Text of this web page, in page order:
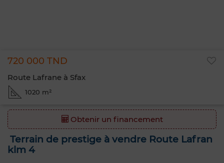
720 000 TND
Route Lafrane à Sfax
1020 m²
Obtenir un financement
Terrain de prestige à vendre Route Lafran
klm 4